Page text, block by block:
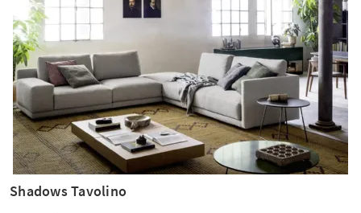
Shadows Tavolino